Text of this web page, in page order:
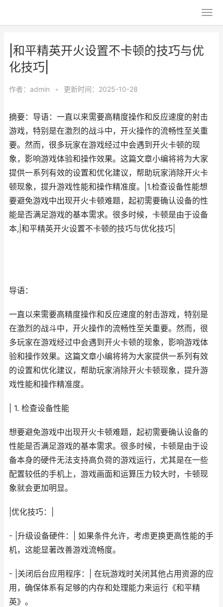
|和平精英开火设置不卡顿的技巧与优
化技巧|
作者： admin • 更新时间：2025-10-28
摘要：导语：一直以来需要高精度操作和反应速度的射击
游戏，特别是在激烈的战斗中，开火操作的流畅性至关重
要。然而，很多玩家在游戏经过中会遇到开火卡顿的现
象，影响游戏体验和操作效果。这篇文章小编将将为大家
提供一系列有效的设置和优化建议，帮助玩家消除开火卡
顿现象，提升游戏性能和操作精准度。|1.检查设备性能想
要避免游戏中出现开火卡顿难题，起初需要确认设备的性
能是否满足游戏的基本需求。很多时候，卡顿是由于设备
本,|和平精英开火设置不卡顿的技巧与优化技巧|
导语：
一直以来需要高精度操作和反应速度的射击游戏，特别是
在激烈的战斗中，开火操作的流畅性至关重要。然而，很
多玩家在游戏经过中会遇到开火卡顿的现象，影响游戏体
验和操作效果。这篇文章小编将将为大家提供一系列有效
的设置和优化建议，帮助玩家消除开火卡顿现象，提升游
戏性能和操作精准度。
| 1. 检查设备性能
想要避免游戏中出现开火卡顿难题，起初需要确认设备的
性能是否满足游戏的基本需求。很多时候，卡顿是由于设
备本身的硬件无法支持高负荷的游戏运行，尤其是在一些
配置较低的手机上，游戏画面和运算压力较大时，卡顿现
象就会更加明显。
|优化技巧：|
- |升级设备硬件：| 如果条件允许，考虑更换更高性能的手
机，这能显著改善游戏流畅度。
- |关闭后台应用程序：| 在玩游戏时关闭其他占用资源的应
用，确保体系有足够的内存和处理能力来运行《和平精
英》。